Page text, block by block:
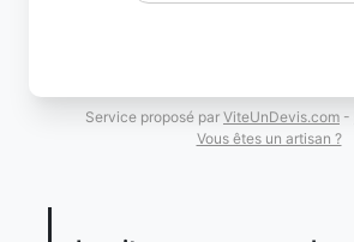
Service proposé par ViteUnDevis.com -
Vous êtes un artisan ?